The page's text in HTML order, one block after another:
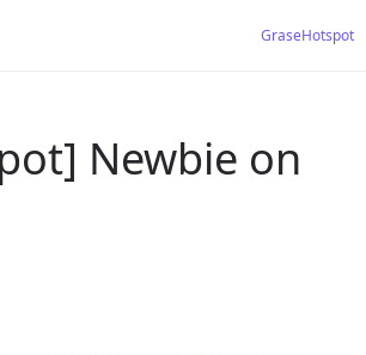
GraseHotspot
Newbie on